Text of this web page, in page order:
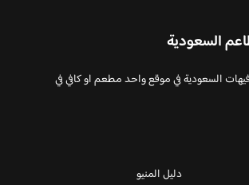
السعودية
السعودية في موقع واحد مطعم او كافي في
دليل المنيو